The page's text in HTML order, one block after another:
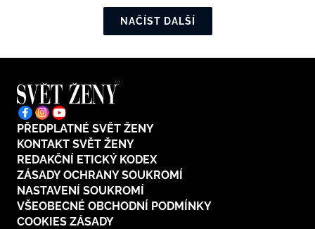
NAČÍST DALŠÍ
PŘEDPLATNÉ SVĚT ŽENY
KONTAKT SVĚT ŽENY
REDAKČNÍ ETICKÝ KODEX
ZÁSADY OCHRANY SOUKROMÍ
NASTAVENÍ SOUKROMÍ
VŠEOBECNÉ OBCHODNÍ PODMÍNKY
COOKIES ZÁSADY